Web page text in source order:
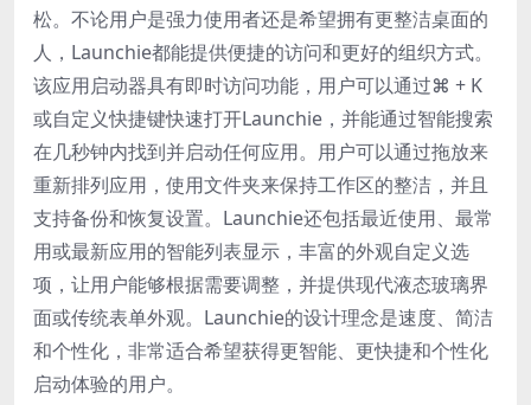
松。不论用户是强力使用者还是希望拥有更整洁桌面的
人，Launchie都能提供便捷的访问和更好的组织方式。
该应用启动器具有即时访问功能，用户可以通过⌘ + K
或自定义快捷键快速打开Launchie，并能通过智能搜索
在几秒钟内找到并启动任何应用。用户可以通过拖放来
重新排列应用，使用文件夹来保持工作区的整洁，并且
支持备份和恢复设置。Launchie还包括最近使用、最常
用或最新应用的智能列表显示，丰富的外观自定义选
项，让用户能够根据需要调整，并提供现代液态玻璃界
面或传统表单外观。Launchie的设计理念是速度、简洁
和个性化，非常适合希望获得更智能、更快捷和个性化
启动体验的用户。